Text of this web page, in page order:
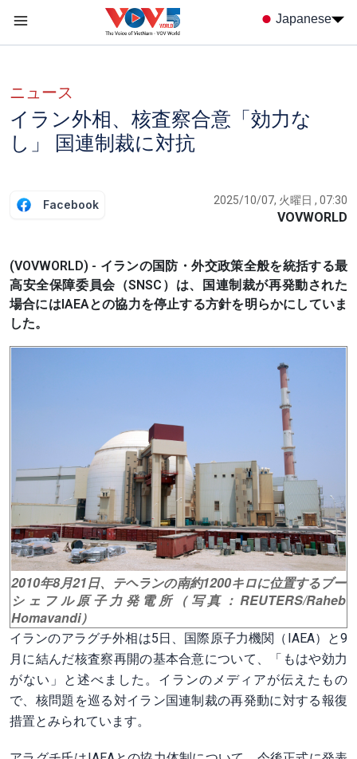
Japanese
ニュース
イラン外相、核査察合意「効力な
し」 国連制裁に対抗
Facebook 2025/10/07, 火曜日 , 07:30
VOVWORLD
(VOVWORLD) - イランの国防・外交政策全般を統括する最
高安全保障委員会（SNSC）は、国連制裁が再発動された
場合にはIAEAとの協力を停止する方針を明らかにしていま
した。
2010年8月21日、テヘランの南約1200キロに位置するブー
シェフル原子力発電所（写真：REUTERS/Raheb
Homavandi）
イランのアラグチ外相は5日、国際原子力機関（IAEA）と9
月に結んだ核査察再開の基本合意について、「もはや効力
がない」と述べました。イランのメディアが伝えたもの
で、核問題を巡る対イラン国連制裁の再発動に対する報復
措置とみられています。